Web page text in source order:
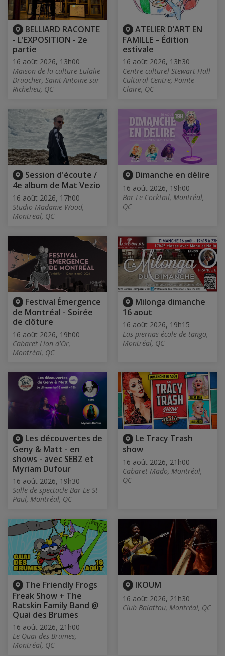
BELLIARD RACONTE
- L'EXPOSITION - 2e
partie
16 août 2026, 13h00
Maison de la culture Eulalie-
Druocher, Saint-Antoine-sur-
Richelieu, QC
ATELIER D’ART EN
FAMILLE – Édition
estivale
16 août 2026, 13h30
Centre culturel Stewart Hall
Cultural Centre, Pointe-
Claire, QC
Session d'écoute /
4e album de Mat Vezio
16 août 2026, 17h00
Studio Madame Wood,
Montreal, QC
Dimanche en délire
16 août 2026, 19h00
Bar Le Cocktail, Montréal,
QC
Festival Émergence
de Montréal - Soirée
de clôture
16 août 2026, 19h00
Cabaret Lion d'Or,
Montréal, QC
Milonga dimanche
16 aout
16 août 2026, 19h15
Las piernas école de tango,
Montréal, QC
Les découvertes de
Geny & Matt - en
shows - avec SEBZ et
Myriam Dufour
16 août 2026, 19h30
Salle de spectacle Bar Le St-
Paul, Montréal, QC
Le Tracy Trash
show
16 août 2026, 21h00
Cabaret Mado, Montréal,
QC
The Friendly Frogs
Freak Show + The
Ratskin Family Band @
Quai des Brumes
16 août 2026, 21h00
Le Quai des Brumes,
Montréal, QC
IKOUM
16 août 2026, 21h30
Club Balattou, Montréal, QC